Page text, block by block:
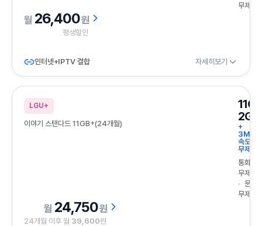
무제한
26,400원
평생할인
인터넷+IPTV 결합 자세히보기
LGU+
이야기 스탠다드 11GB+(24개월)
2GB
+
속도
무제한
통화
무제한
문자
무제한
24,750원
24개월 이후 월 39,600원